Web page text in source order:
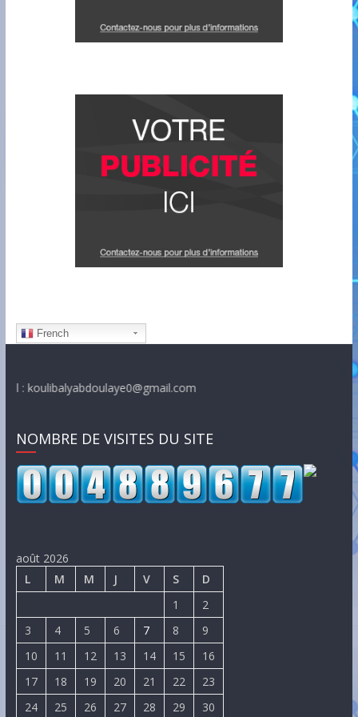
French
NOMBRE DE VISITES DU SITE
août 2026
L
M M J V S
D
1
2
3
4 5 6 7 8
9
10
11 12 13 14 15
16
17
18 19 20 21 22
23
24
25 26 27 28 29 30